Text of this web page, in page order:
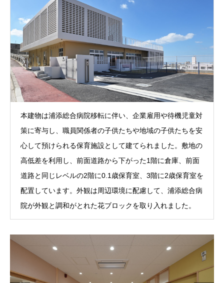
本建物は浦添総合病院移転に伴い、企業雇用や待機児童対
策に寄与し、職員関係者の子供たちや地域の子供たちを安
心して預けられる保育施設として建てられました。敷地の
高低差を利用し、前面道路から下がった1階に倉庫、前面
道路と同じレベルの2階に0.1歳保育室、3階に2歳保育室を
配置しています。外観は周辺環境に配慮して、浦添総合病
院が外観と調和がとれた花ブロックを取り入れました。